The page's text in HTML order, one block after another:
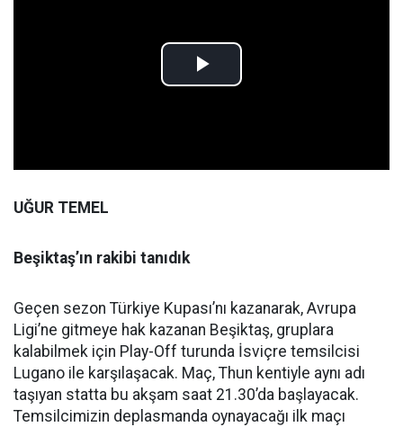
UĞUR TEMEL
Beşiktaş’ın rakibi tanıdık
Geçen sezon Türkiye Kupası’nı kazanarak, Avrupa
Ligi’ne gitmeye hak kazanan Beşiktaş, gruplara
kalabilmek için Play-Off turunda İsviçre temsilcisi
Lugano ile karşılaşacak. Maç, Thun kentiyle aynı adı
taşıyan statta bu akşam saat 21.30’da başlayacak.
Temsilcimizin deplasmanda oynayacağı ilk maçı